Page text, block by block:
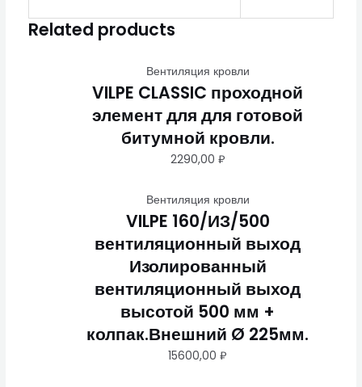
Related products
Вентиляция кровли
VILPE CLASSIC проходной
элемент для для готовой
битумной кровли.
2290,00 ₽
Вентиляция кровли
VILPE 160/ИЗ/500
вентиляционный выход
Изолированный
вентиляционный выход
высотой 500 мм +
колпак.Внешний Ø 225мм.
15600,00₽